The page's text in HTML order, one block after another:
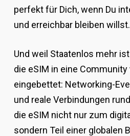
perfekt für Dich, wenn Du
und erreichbar bleiben willst.
Und weil Staatenlos mehr
die eSIM in eine
eingebettet: Networking-
und reale Verbindungen
die eSIM nicht nur zum
sondern Teil einer globalen